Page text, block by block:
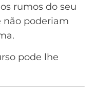
rumos do seu
poderiam
pode lhe